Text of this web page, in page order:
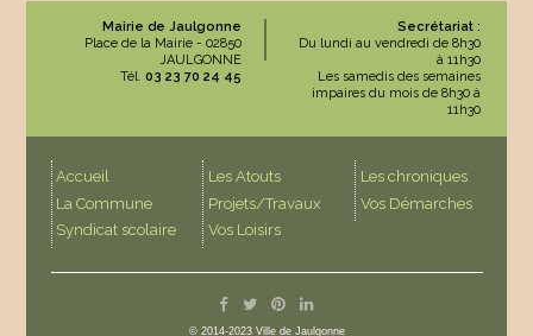
Mairie de Jaulgonne
Place de la Mairie - 02850
JAULGONNE
Tél. 03 23 70 24 45
Secrétariat :
Du lundi au vendredi de 8h30
à 11h30
Les samedis des semaines
impaires du mois de 8h30 à
11h30
Accueil
La Commune
Syndicat scolaire
Les Atouts
Projets/Travaux
Vos Loisirs
Les chroniques
Vos Démarches
© 2014-2023 Ville de Jaulgonne